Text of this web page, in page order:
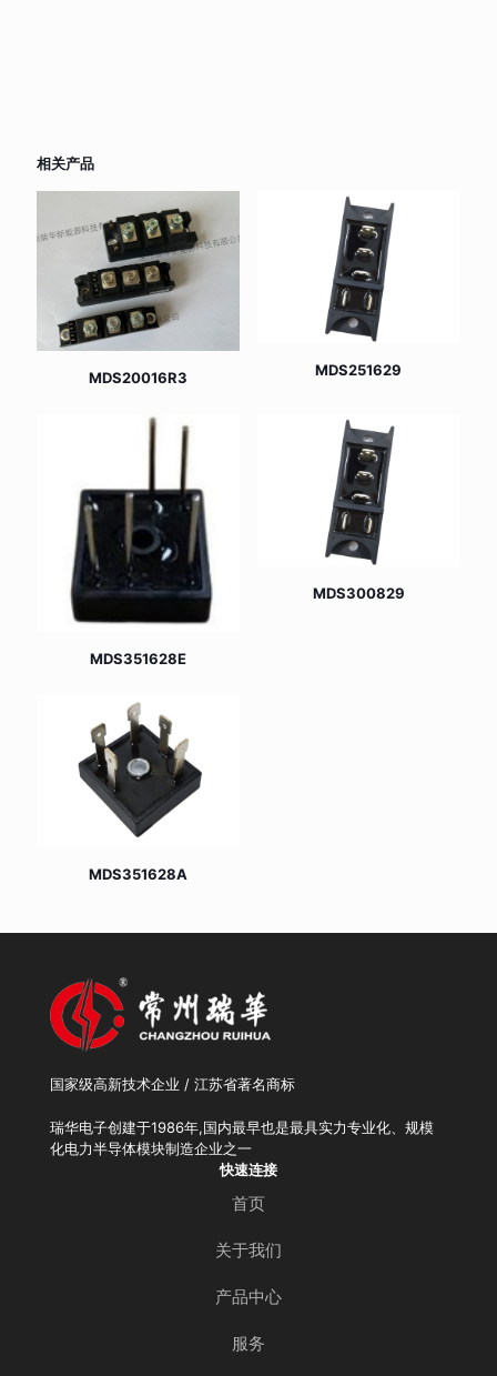
相关产品
MDS20016R3 MDS251629
MDS351628E
MDS300829
MDS351628A
国家级高新技术企业 / 江苏省著名商标
瑞华电子创建于1986年,国内最早也是最具实力专业化、规模
化电力半导体模块制造企业之一
快速连接
首页
关于我们
产品中心
服务